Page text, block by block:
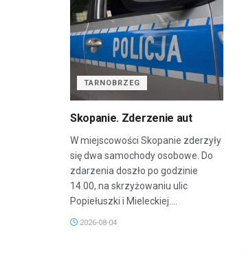
TARNOBRZEG
Skopanie. Zderzenie aut
W miejscowości Skopanie zderzyły
się dwa samochody osobowe. Do
zdarzenia doszło po godzinie
14.00, na skrzyżowaniu ulic
Popiełuszki i Mieleckiej....
2026-08-04